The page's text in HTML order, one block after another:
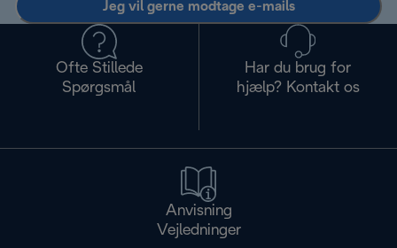
Jeg vil gerne modtage e-mails
Ofte Stillede
Spørgsmål
Har du brug for
hjælp? Kontakt os
Anvisning
Vejledninger